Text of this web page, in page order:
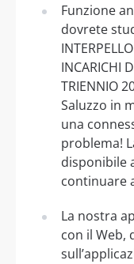
Funzione
dovrete
INCARICHI
TRIENNIO
Saluzzo in
una
problema!
disponibile
continuare
La nostra
con il Web,